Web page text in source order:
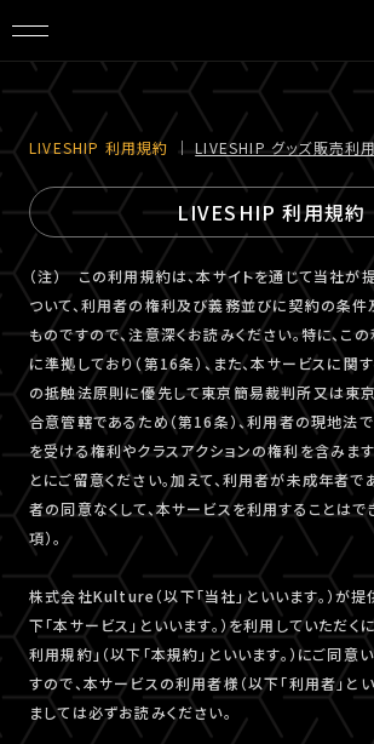
会員登録
LIVESHIP 利⽤規約 ｜LIVESHIP グッズ販売利
LIVESHIP 利用規約
（注） この利用規約は、本サイトを通じて当社が
ついて、利用者の権利及び義務並びに契約の条件
ものですので、注意深くお読みください。特に、こ
に準拠しており（第16条）、また、本サービスに関
の抵触法原則に優先して東京簡易裁判所又は東
合意管轄であるため（第16条）、利用者の現地法
を受ける権利やクラスアクションの権利を含みます
とにご留意ください。加えて、利用者が未成年者で
者の同意なくして、本サービスを利用することはで
項）。
株式会社Kulture（以下「当社」といいます。）が提
下「本サービス」といいます。）を利用していただく
利用規約」（以下「本規約」といいます。）にご同意
すので、本サービスの利用者様（以下「利用者」と
ましては必ずお読みください。